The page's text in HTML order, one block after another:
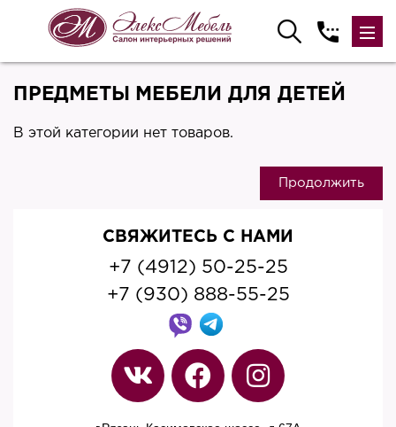
ПРЕДМЕТЫ МЕБЕЛИ ДЛЯ ДЕТЕЙ
В этой категории нет товаров.
Продолжить
СВЯЖИТЕСЬ С НАМИ
+7 (4912) 50-25-25
+7 (930) 888-55-25